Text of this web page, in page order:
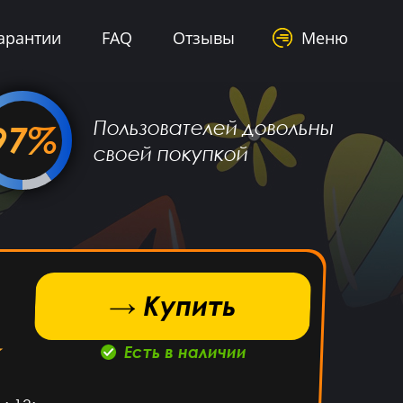
FAQ Отзывы Меню
Пользователей довольны
своей покупкой
→ Купить
Есть в наличии